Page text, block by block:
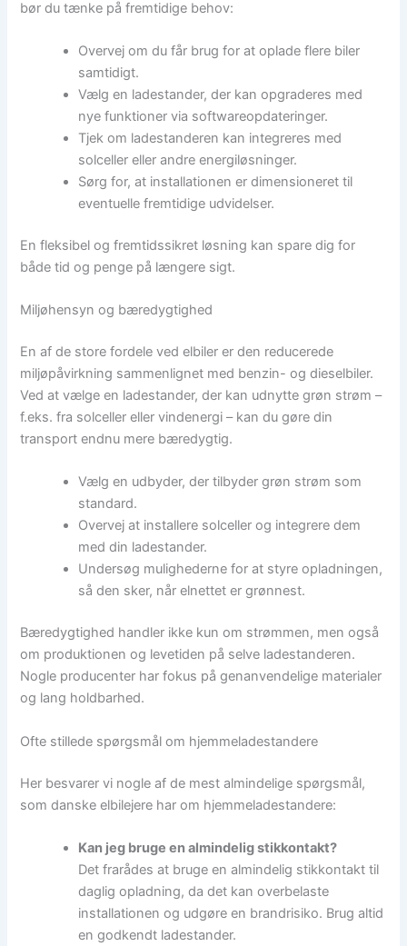
bør du tænke på fremtidige behov:
Overvej om du får brug for at oplade flere biler
samtidigt.
Vælg en ladestander, der kan opgraderes med
nye funktioner via softwareopdateringer.
Tjek om ladestanderen kan integreres med
solceller eller andre energiløsninger.
Sørg for, at installationen er dimensioneret til
eventuelle fremtidige udvidelser.
En fleksibel og fremtidssikret løsning kan spare dig for
både tid og penge på længere sigt.
Miljøhensyn og bæredygtighed
En af de store fordele ved elbiler er den reducerede
miljøpåvirkning sammenlignet med benzin- og dieselbiler.
Ved at vælge en ladestander, der kan udnytte grøn strøm –
f.eks. fra solceller eller vindenergi – kan du gøre din
transport endnu mere bæredygtig.
Vælg en udbyder, der tilbyder grøn strøm som
standard.
Overvej at installere solceller og integrere dem
med din ladestander.
Undersøg mulighederne for at styre opladningen,
så den sker, når elnettet er grønnest.
Bæredygtighed handler ikke kun om strømmen, men også
om produktionen og levetiden på selve ladestanderen.
Nogle producenter har fokus på genanvendelige materialer
og lang holdbarhed.
Ofte stillede spørgsmål om hjemmeladestandere
Her besvarer vi nogle af de mest almindelige spørgsmål,
som danske elbilejere har om hjemmeladestandere:
Kan jeg bruge en almindelig stikkontakt?
Det frarådes at bruge en almindelig stikkontakt til
daglig opladning, da det kan overbelaste
installationen og udgøre en brandrisiko. Brug altid
en godkendt ladestander.